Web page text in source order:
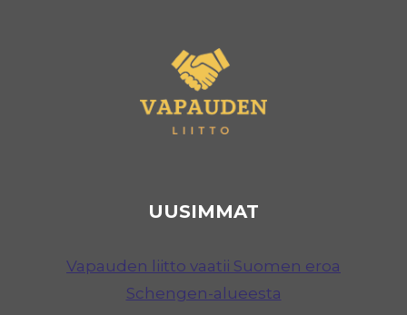
UUSIMMAT
Vapauden liitto vaatii Suomen eroa
Schengen-alueesta